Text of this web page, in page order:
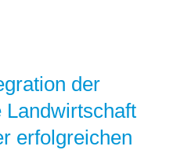
der
Landwirtschaft
erfolgreichen